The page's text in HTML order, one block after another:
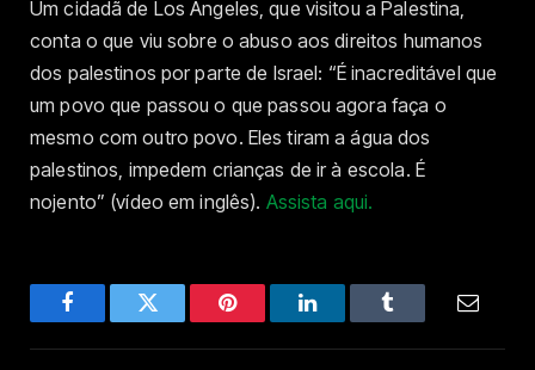
Um cidadã de Los Angeles, que visitou a Palestina,
conta o que viu sobre o abuso aos direitos humanos
dos palestinos por parte de Israel: “É inacreditável que
um povo que passou o que passou agora faça o
mesmo com outro povo. Eles tiram a água dos
palestinos, impedem crianças de ir à escola. É
nojento” (vídeo em inglês). Assista aqui.
FacebookTwitter Pinterest LinkedInTumblr Email